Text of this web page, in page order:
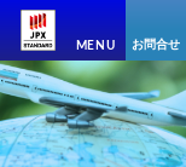
MENU お問合せ